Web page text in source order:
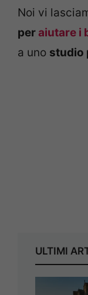
Noi vi
peraiutare i
a uno studio
ULTIMI